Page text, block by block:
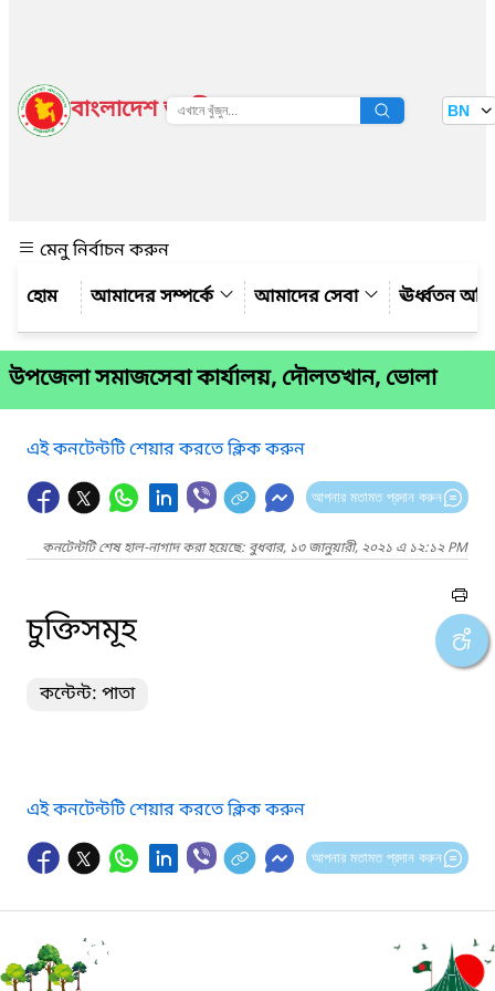
বাংলাদেশ জাতীয় তথ্য বাতায়ন BN
মেনু নির্বাচন করুন
আমাদের সম্পর্কে
আমাদের সেবা ঊর্ধ্বতন
উপজেলা সমাজসেবা কার্যালয়, দৌলতখান, ভোলা
এই কনটেন্টটি শেয়ার করতে ক্লিক করুন
আপনার মতামত প্রদান করুন
কনটেন্টটি শেষ হাল-নাগাদ করা হয়েছে: বুধবার, ১৩ জানুয়ারী, ২০২১ এ ১২:১২ PM
চুক্তিসমূহ
কন্টেন্ট: পাতা
এই কনটেন্টটি শেয়ার করতে ক্লিক করুন
আপনার মতামত প্রদান করুন